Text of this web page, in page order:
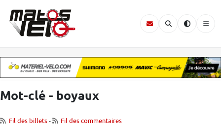
Mot-clé - boyaux
Fil des billets- Fil des commentaires